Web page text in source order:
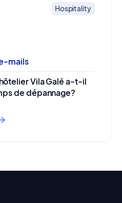
Hospitality
mails
Vila Galé a-t-il
de dépannage?